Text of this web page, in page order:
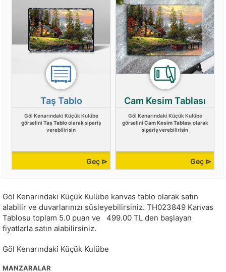
Taş Tablo
Göl Kenarındaki Küçük Kulübe
görselini Taş Tabloolarak sipariş
verebilirisin
Geç ⊳
Cam Kesim Tablası
Göl Kenarındaki Küçük Kulübe
görselini Cam Kesim Tablası olarak
sipariş verebilirisin
Geç ⊳
Göl Kenarındaki Küçük Kulübe kanvas tablo olarak satın
alabilir ve duvarlarınızı süsleyebilirsiniz. TH023849 Kanvas
Tablosu toplam 5.0 puan ve 499.00 TL den başlayan
fiyatlarla satın alabilirsiniz.
Göl Kenarındaki Küçük Kulübe
MANZARALAR